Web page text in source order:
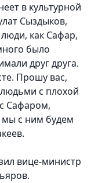
в культурной
Сыздыков,
как Сафар,
было
друг друга.
Прошу вас,
с плохой
Сафаром,
мы с ним будем
вице-министр